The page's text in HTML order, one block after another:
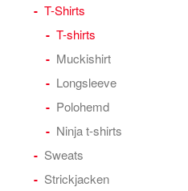
T-Shirts
T-shirts
Muckishirt
Longsleeve
Polohemd
Ninja t-shirts
Sweats
Strickjacken